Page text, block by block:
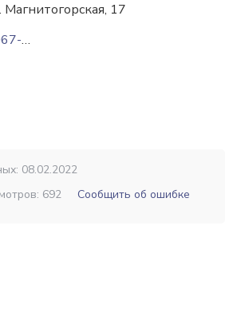
Магнитогорская, 17
+38-067-508-53-70
08.02.2022
692
Сообщить об ошибке